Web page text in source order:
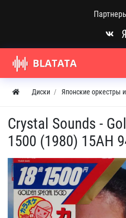
Диски Японские оркестры
Crystal Sounds -
1500 (1980) 15AH